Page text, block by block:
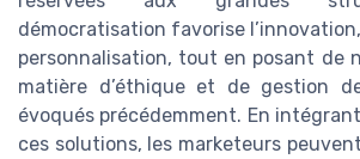
démocratisation favorise
personnalisation, tout en posant de
matière d’éthique et de gestion
évoqués précédemment. En
ces solutions, les marketeurs